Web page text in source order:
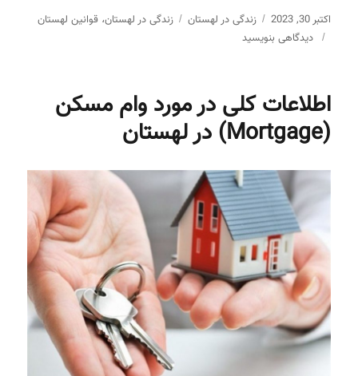
ارسال
شده
اکتبر 30, 2023 دسته‌ها
زندگی در لهستان برچسب‌ها
زندگی در لهستان،قوانین لهستان
برای
خرید
تجارت
یکشنبه
دیدگاهی بنویسید
اطلاعات کلی در مورد وام مسکن
(Mortgage) در لهستان